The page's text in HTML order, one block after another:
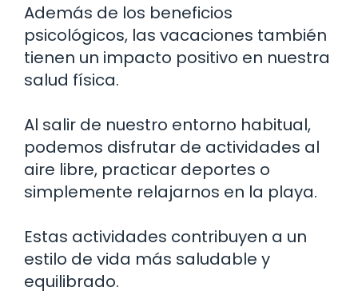
Además de los beneficios
psicológicos, las vacaciones también
tienen un impacto positivo en nuestra
salud física.
Al salir de nuestro entorno habitual,
podemos disfrutar de actividades al
aire libre, practicar deportes o
simplemente relajarnos en la playa.
Estas actividades contribuyen a un
estilo de vida más saludable y
equilibrado.